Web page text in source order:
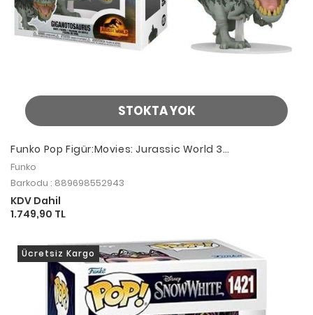
STOKTA YOK
Funko Pop Figür:Movies: Jurassic World 3
Giganotosaurus
Funko
Barkodu : 889698552943
KDV Dahil
1.749,90 TL
Ücretsiz Kargo